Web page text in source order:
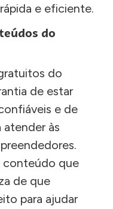
e eficiente.
do
do
de estar
e de
atender às
conteúdo que
de que
para ajudar